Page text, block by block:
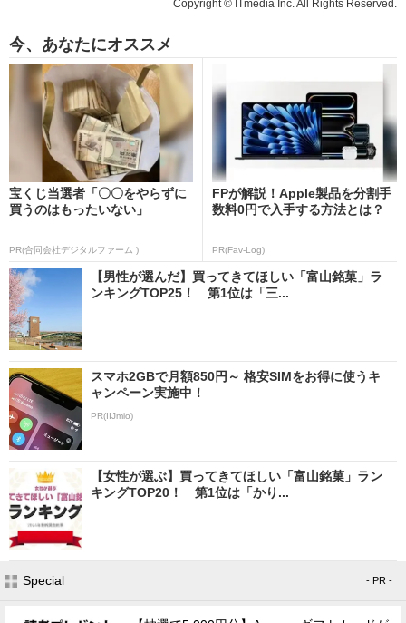
Copyright © ITmedia Inc. All Rights Reserved.
今、あなたにオススメ
宝くじ当選者「〇〇をやらずに
買うのはもったいない」
PR(合同会社デジタルファーム )
FPが解説！Apple製品を分割手
数料0円で入手する方法とは？
PR(Fav-Log)
【男性が選んだ】買ってきてほしい「富山銘菓」ラ
ンキングTOP25！ 第1位は「三...
スマホ2GBで月額850円～ 格安SIMをお得に使うキ
ャンペーン実施中！
PR(IIJmio)
【女性が選ぶ】買ってきてほしい「富山銘菓」ラン
キングTOP20！ 第1位は「かり...
Special - PR -